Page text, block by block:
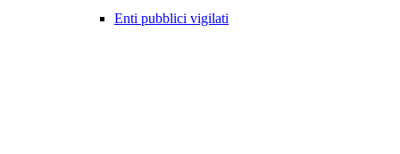
Enti pubblici vigilati